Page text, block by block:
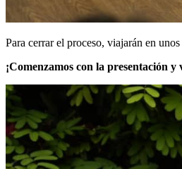
Para cerrar el proceso, viajarán en unos
¡Comenzamos con la presentación